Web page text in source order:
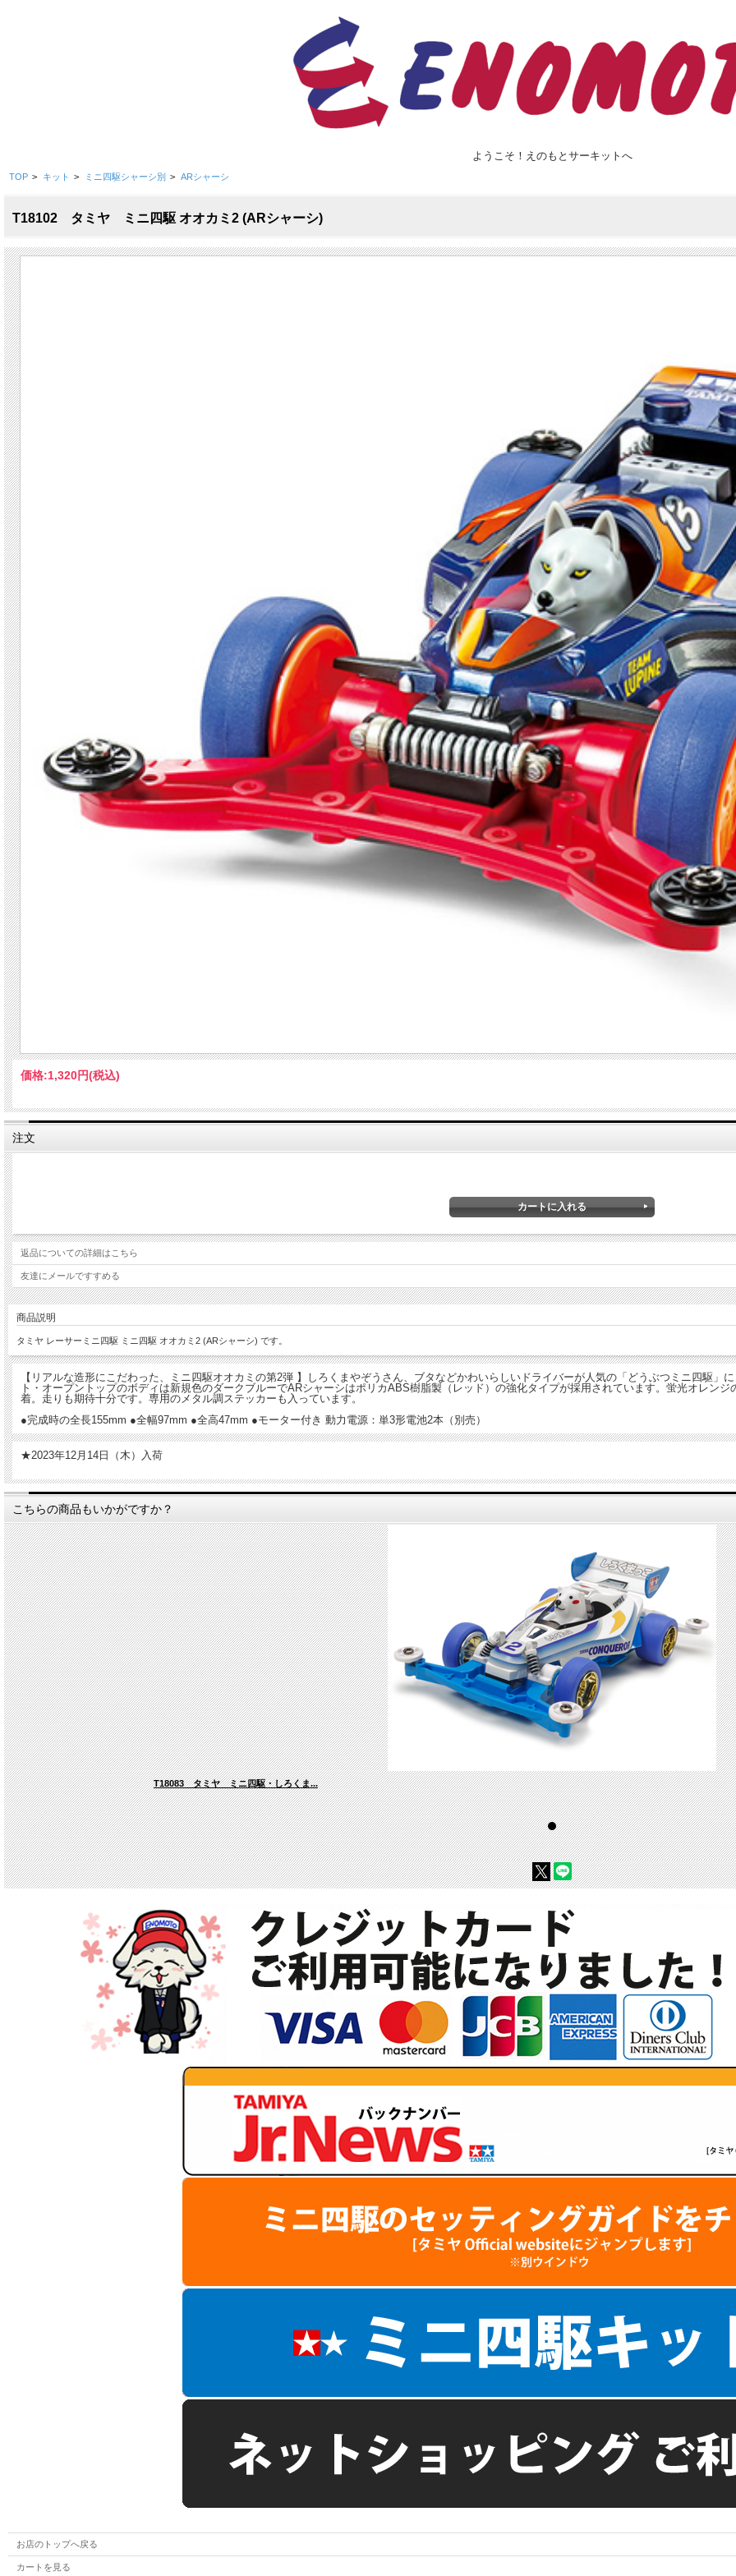
ようこそ！えのもとサーキットへ
TOP > キット > ミニ四駆シャーシ別 > ARシャーシ
T18102 タミヤ ミニ四駆 オオカミ2 (ARシャーシ)
価格:1,320円(税込)
注文
返品についての詳細はこちら
友達にメールですすめる
商品説明
タミヤ レーサーミニ四駆 ミニ四駆 オオカミ2 (ARシャーシ) です。
【リアルな造形にこだわった、ミニ四駆オオカミの第2弾 】しろくまやぞうさん、ブタなどかわいらしいドライバーが人気の「どうぶつミニ四駆」
ト・オープントップのボディは新規色のダークブルーでARシャーシはポリカABS樹脂製（レッド）の強化タイプが採用されています。蛍光オレン
着。走りも期待十分です。専用のメタル調ステッカーも入っています。
●完成時の全長155mm ●全幅97mm ●全高47mm ●モーター付き 動力電源：単3形電池2本（別売）
★2023年12月14日（木）入荷
こちらの商品もいかがですか？
T18083 タミヤ ミニ四駆・しろくま...
お店のトップへ戻る
カートを見る